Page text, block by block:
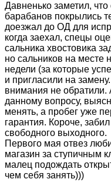
Давненько заметил,
барабанов покрылись
доезжал до ОД для
когда заехал, спецы
сальника хвостовика
но сальников на месте
недели (за которые
и пригласили на
внимания не обратили.
данному вопросу,
менять, а пробег уже
гарантия. Короче,
свободного выходного.
Первого мая отвез
магазин за ступичным
малец подождать
чем себя занять)))